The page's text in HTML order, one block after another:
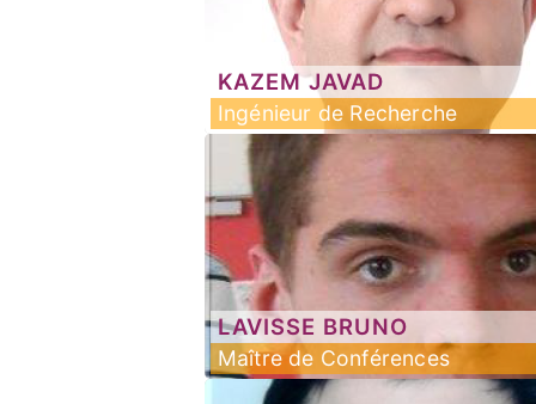
KAZEM JAVAD
Ingénieur de Recherche
LAVISSE BRUNO
Maître de Conférences